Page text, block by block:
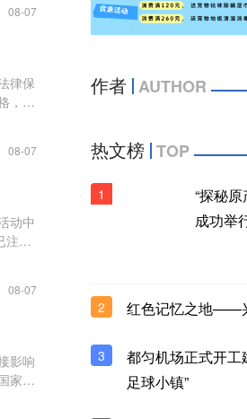
08-07
律保
，企
08-07
动中
注册
08-07
影响
家知
避暑+溜娃，万豪旅
10:41
派对暨七周年庆典
现已开业：米科诺斯
与海岛灵韵的完美交融
Forbes Travel
广州海心沙英迪格酒
夏日婚礼沙龙圆满落幕
四十载音乐茶座回响
作者 AUTHOR
热文榜 TOP
1
“探秘
成功举
2 红色记忆之地——
3
都匀机场正式开工
足球小镇”